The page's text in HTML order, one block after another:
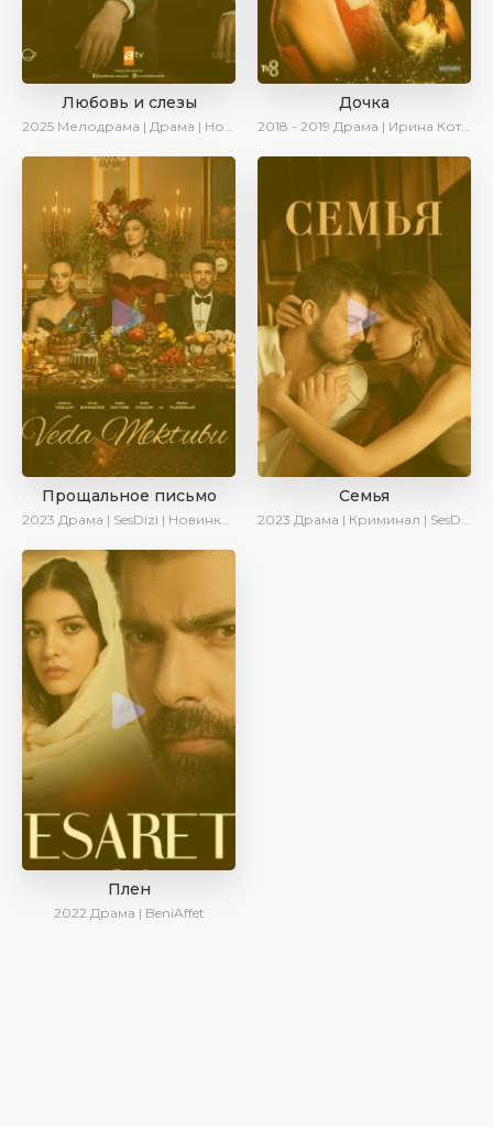
Любовь и слезы
2025 Мелодрама | Драма | Новинки | Сериалы 2025
Дочка
2018 - 2019 Драма | Ирина Котова
Прощальное письмо
2023 Драма | SesDizi | Новинки | Сериалы 2023
Семья
2023 Драма | Криминал | SesDizi | Ирина Котова | AveTurk | Сериалы 2023
Плен
2022 Драма | BeniAffet